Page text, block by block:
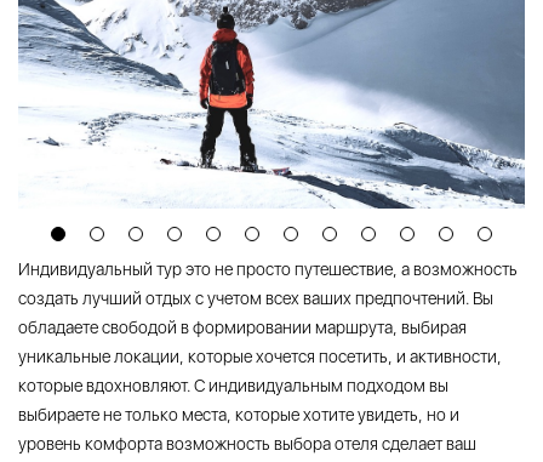
Индивидуальный тур это не просто путешествие, а возможность
создать лучший отдых с учетом всех ваших предпочтений. Вы
обладаете свободой в формировании маршрута, выбирая
уникальные локации, которые хочется посетить, и активности,
которые вдохновляют. С индивидуальным подходом вы
выбираете не только места, которые хотите увидеть, но и
уровень комфорта возможность выбора отеля сделает ваш